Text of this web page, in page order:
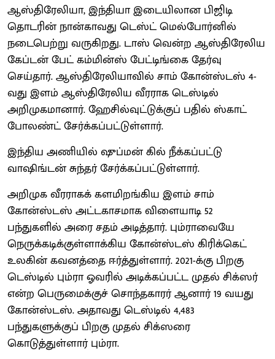
ஆஸ்திரேலியா, இந்தியா இடையிலான பிஜிடி
தொடரின் நான்காவது டெஸ்ட் மெல்போர்னில்
நடைபெற்று வருகிறது. டாஸ் வென்ற ஆஸ்திரேலிய
கேப்டன் பேட் கம்மின்ஸ் பேட்டிங்கை தேர்வு
செய்தார். ஆஸ்திரேலியாவில் சாம் கோன்ஸ்டஸ் 4-
வது இளம் ஆஸ்திரேலிய வீரராக டெஸ்டில்
அறிமுகமானார். ஹேசில்வுட்டுக்குப் பதில் ஸ்காட்
போலண்ட் சேர்க்கப்பட்டுள்ளார்.
இந்திய அணியில் ஷுப்மன் கில் நீக்கப்பட்டு
வாஷிங்டன் சுந்தர் சேர்க்கப்பட்டுள்ளார்.
அறிமுக வீரராகக் களமிறங்கிய இளம் சாம்
கோன்ஸ்டஸ் அட்டகாசமாக விளையாடி 52
பந்துகளில் அரை சதம் அடித்தார். பும்ராவையே
நெருக்கடிக்குள்ளாக்கிய கோன்ஸ்டஸ் கிரிக்கெட்
உலகின் கவனத்தை ஈர்த்துள்ளார். 2021-க்கு பிறகு
டெஸ்டில் பும்ரா ஓவரில் அடிக்கப்பட்ட முதல் சிக்ஸர்
என்ற பெருமைக்குச் சொந்தகாரர் ஆனார் 19 வயது
கோன்ஸ்டஸ். அதாவது டெஸ்டில் 4,483
பந்துகளுக்குப் பிறகு முதல் சிக்ஸரை
கொடுத்துள்ளார் பும்ரா.